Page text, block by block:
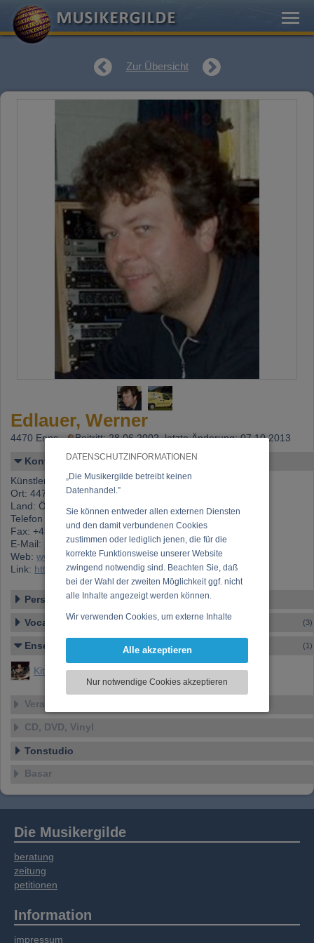
DATENSCHUTZINFORMATIONEN
„Die Musikergilde betreibt keinen
Datenhandel.”
Sie können entweder allen externen Diensten
und den damit verbundenen Cookies
zustimmen oder lediglich jenen, die für die
korrekte Funktionsweise unserer Website
zwingend notwendig sind. Beachten Sie, daß
bei der Wahl der zweiten Möglichkeit ggf. nicht
alle Inhalte angezeigt werden können.
Wir verwenden Cookies, um externe Inhalte
Funktionen für soziale Medien anbieten zu
zu analysieren. Dabei werden ggf.
Informationen zu Ihrer Verwendung unserer
soziale Medien, Werbung und Analysen
weitergegeben. Unsere Partner führen diese
Daten zusammen, die Sie bereitgestellt haben
Alle akzeptieren
Nur notwendige Cookies akzeptieren
Zur Übersicht
Edlauer, Werner
4470 Enns, Beitritt: 28.06.2002, letzte Änderung: 07.10.2013
Kontakt
Künstlername: Edlauer, Werner
Ort: 4470 Enns
Land: Österreich
Telefon 1: +43 (0)7223 823 48
Fax: +43 (0)7223 823 48 8
E-Mail:
buzo@stn.at
Web:www.buzo-records.com
Link: https://www.musikergilde.at/mitglied/1712.htm
Personen-Details
Vocal – Instrumental – Komposition... (3)
Ensemble (1)
Kituma
Veranstaltungen
CD, DVD, Vinyl
Tonstudio
Basar
Die Musikergilde
beratung
zeitung
petitionen
Information
impressum